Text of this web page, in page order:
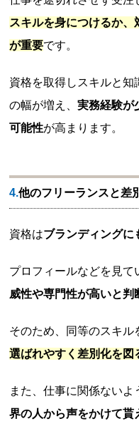
スキルを身につけるか
が重要です。
資格を取得しスキルと
の幅が増え、実務経験が
可能性が高まります。
4.他のフリーランスと差
資格はブランディングに
プロフィールなどを見
威性や専門性が高いと判
そのため、同等のスキル
選ばれやすく差別化を図
また、仕事に関係ないよ
界の人から声をかけて貰